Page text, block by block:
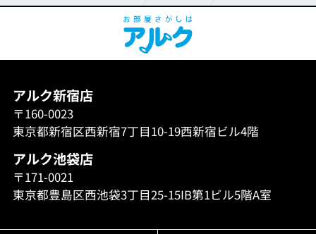
アルク新宿店
〒160-0023
東京都新宿区西新宿7丁目10-19西新宿ビル4階
アルク池袋店
〒171-0021
東京都豊島区西池袋3丁目25-15IB第1ビル5階A室